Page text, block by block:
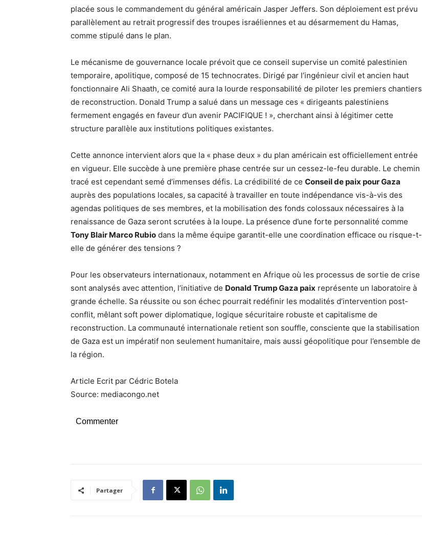
placée sous le commandement du général américain Jasper Jeffers. Son déploiement est prévu
parallèlement au retrait progressif des troupes israéliennes et au désarmement du Hamas,
comme stipulé dans le plan.
Le mécanisme de gouvernance locale prévoit que ce conseil supervise un comité palestinien
temporaire, apolitique, composé de 15 technocrates. Dirigé par l’ingénieur civil et ancien haut
fonctionnaire Ali Shaath, ce comité aura la lourde responsabilité de piloter les premiers chantiers
de reconstruction. Donald Trump a salué dans un message ces « dirigeants palestiniens
fermement engagés en faveur d’un avenir PACIFIQUE ! », cherchant ainsi à légitimer cette
structure parallèle aux institutions politiques existantes.
Cette annonce intervient alors que la « phase deux » du plan américain est officiellement entrée
en vigueur. Elle succède à une première phase centrée sur un cessez-le-feu durable. Le chemin
tracé est cependant semé d’immenses défis. La crédibilité de ce Conseil de paix pour Gaza
auprès des populations locales, sa capacité à travailler en toute indépendance vis-à-vis des
agendas politiques de ses membres, et la mobilisation des fonds colossaux nécessaires à la
renaissance de Gaza seront scrutées à la loupe. La présence d’une forte personnalité comme
Tony Blair Marco Rubio dans la même équipe garantit-elle une coordination efficace ou risque-t-
elle de générer des tensions ?
Pour les observateurs internationaux, notamment en Afrique où les processus de sortie de crise
sont analysés avec attention, l’initiative de Donald Trump Gaza paix représente un laboratoire à
grande échelle. Sa réussite ou son échec pourrait redéfinir les modalités d’intervention post-
conflit, mêlant soft power diplomatique, logique sécuritaire robuste et capitalisme de
reconstruction. La communauté internationale retient son souffle, consciente que la stabilisation
de Gaza est un impératif non seulement humanitaire, mais aussi géopolitique pour l’ensemble de
la région.
Article Ecrit par Cédric Botela
Source: mediacongo.net
Commenter
Partager